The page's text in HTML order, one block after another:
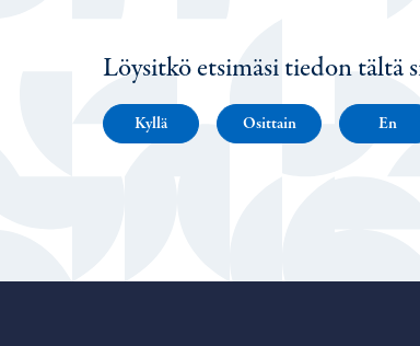
Löysitkö etsimäsi tiedon tältä
Kyllä Osittain En